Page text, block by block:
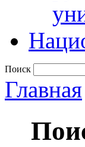
Поиск
Главная